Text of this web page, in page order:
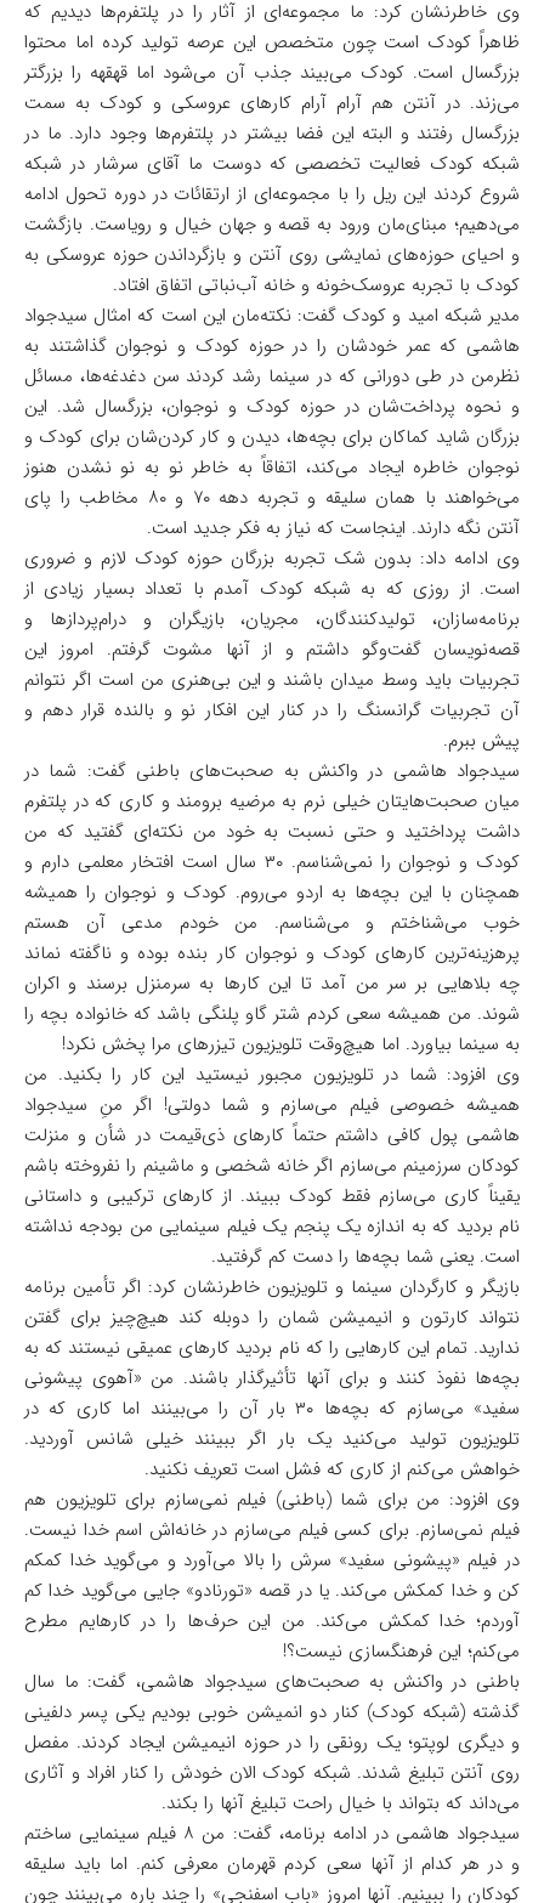
وی خاطرنشان کرد: ما مجموعه‌ای از آثار را در پلتفرم‌ها دیدیم که
ظاهراً کودک است چون متخصص این عرصه تولید کرده اما محتوا
بزرگسال است. کودک می‌بیند جذب آن می‌شود اما قهقهه را بزرگتر
می‌زند. در آنتن هم آرام آرام کارهای عروسکی و کودک به سمت
بزرگسال رفتند و البته این فضا بیشتر در پلتفرم‌ها وجود دارد. ما در
شبکه کودک فعالیت تخصصی که دوست ما آقای سرشار در شبکه
شروع کردند این ریل را با مجموعه‌ای از ارتقائات در دوره تحول ادامه
می‌دهیم؛ مبنای‌مان ورود به قصه و جهان خیال و رویاست. بازگشت
و احیای حوزه‌های نمایشی روی آنتن و بازگرداندن حوزه عروسکی به
کودک با تجربه عروسک‌خونه و خانه آب‌نباتی اتفاق افتاد.
مدیر شبکه امید و کودک گفت: نکته‌مان این است که امثال سیدجواد
هاشمی که عمر خودشان را در حوزه کودک و نوجوان گذاشتند به
نظرمن در طی دورانی که در سینما رشد کردند سن دغدغه‌ها، مسائل
و نحوه پرداخت‌شان در حوزه کودک و نوجوان، بزرگسال شد. این
بزرگان شاید کماکان برای بچه‌ها، دیدن و کار کردن‌شان برای کودک و
نوجوان خاطره ایجاد می‌کند، اتفاقاً به خاطر نو به نو نشدن هنوز
می‌خواهند با همان سلیقه و تجربه دهه ۷۰ و ۸۰ مخاطب را پای
آنتن نگه دارند. اینجاست که نیاز به فکر جدید است.
وی ادامه داد: بدون شک تجربه بزرگان حوزه کودک لازم و ضروری
است. از روزی که به شبکه کودک آمدم با تعداد بسیار زیادی از
برنامه‌سازان، تولیدکنندگان، مجریان، بازیگران و درام‌پردازها و
قصه‌نویسان گفت‌وگو داشتم و از آنها مشوت گرفتم. امروز این
تجربیات باید وسط میدان باشند و این بی‌هنری من است اگر نتوانم
آن تجربیات گرانسنگ را در کنار این افکار نو و بالنده قرار دهم و
پیش ببرم.
سیدجواد هاشمی در واکنش به صحبت‌های باطنی گفت: شما در
میان صحبت‌هایتان خیلی نرم به مرضیه برومند و کاری که در پلتفرم
داشت پرداختید و حتی نسبت به خود من نکته‌ای گفتید که من
کودک و نوجوان را نمی‌شناسم. ۳۰ سال است افتخار معلمی دارم و
همچنان با این بچه‌ها به اردو می‌روم. کودک و نوجوان را همیشه
خوب می‌شناختم و می‌شناسم. من خودم مدعی آن هستم
پرهزینه‌ترین کارهای کودک و نوجوان کار بنده بوده و ناگفته نماند
چه بلاهایی بر سر من آمد تا این کارها به سرمنزل برسند و اکران
شوند. من همیشه سعی کردم شتر گاو پلنگی باشد که خانواده بچه را
به سینما بیاورد. اما هیچ‌وقت تلویزیون تیزرهای مرا پخش نکرد!
وی افزود: شما در تلویزیون مجبور نیستید این کار را بکنید. من
همیشه خصوصی فیلم می‌سازم و شما دولتی! اگر منِ سیدجواد
هاشمی پول کافی داشتم حتماً‌ کارهای ذی‌قیمت در شأن و منزلت
کودکان سرزمینم می‌سازم اگر خانه شخصی و ماشینم را نفروخته باشم
یقیناً کاری می‌سازم فقط کودک ببیند. از کارهای ترکیبی و داستانی
نام بردید که به اندازه یک پنجم یک فیلم سینمایی من بودجه نداشته
است. یعنی شما بچه‌ها را دست کم گرفتید.
بازیگر و کارگردان سینما و تلویزیون خاطرنشان کرد: اگر تأمین برنامه
نتواند کارتون و انیمیشن شمان را دوبله کند هیچ‌چیز برای گفتن
ندارید. تمام این کارهایی را که نام بردید کارهای عمیقی نیستند که به
بچه‌ها نفوذ کنند و برای آنها تأثیرگذار باشند. من «آهوی پیشونی
سفید» می‌سازم که بچه‌ها ۳۰ بار آن را می‌بینند اما کاری که در
تلویزیون تولید می‌کنید یک بار اگر ببینند خیلی شانس آوردید.
خواهش می‌کنم از کاری که فشل است تعریف نکنید.
وی افزود: من برای شما (باطنی) فیلم نمی‌سازم برای تلویزیون هم
فیلم نمی‌سازم. برای کسی فیلم می‌سازم در خانه‌اش اسم خدا نیست.
در فیلم «پیشونی سفید» سرش را بالا می‌آورد و می‌گوید خدا کمکم
کن و خدا کمکش می‌کند. یا در قصه «تورنادو» جایی می‌گوید خدا کم
آوردم؛ خدا کمکش می‌کند. من این حرف‌ها را در کارهایم مطرح
می‌کنم؛ این فرهنگسازی نیست؟!
باطنی در واکنش به صحبت‌های سیدجواد هاشمی، گفت: ما سال
گذشته (شبکه کودک) کنار دو انمیشن خوبی بودیم یکی پسر دلفینی
و دیگری لوپتو؛ یک رونقی را در حوزه انیمیشن ایجاد کردند. مفصل
روی آنتن تبلیغ شدند. شبکه کودک الان خودش را کنار افراد و آثاری
می‌داند که بتواند با خیال راحت تبلیغ آنها را بکند.
سیدجواد هاشمی در ادامه برنامه، گفت: من ۸ فیلم سینمایی ساختم
و در هر کدام از آنها سعی کردم قهرمان معرفی کنم. اما باید سلیقه
کودکان را ببینیم. آنها امروز «باب اسفنجی» را چند باره می‌بینند چون